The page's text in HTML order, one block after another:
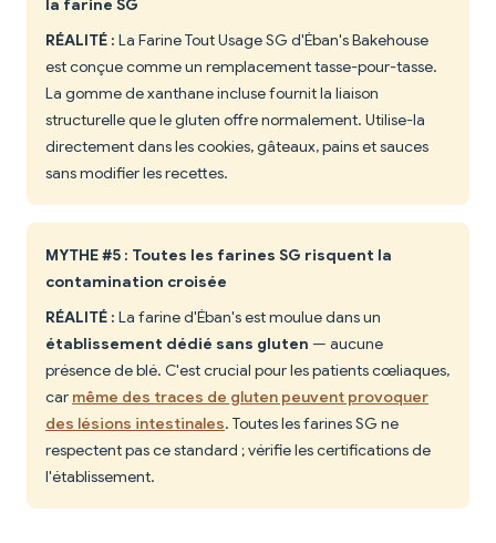
la farine SG
RÉALITÉ : La Farine Tout Usage SG d'Éban's Bakehouse
est conçue comme un remplacement tasse-pour-tasse.
La gomme de xanthane incluse fournit la liaison
structurelle que le gluten offre normalement. Utilise-la
directement dans les cookies, gâteaux, pains et sauces
sans modifier les recettes.
MYTHE #5 : Toutes les farines SG risquent la
contamination croisée
RÉALITÉ : La farine d'Éban's est moulue dans un
établissement dédié sans gluten — aucune
présence de blé. C'est crucial pour les patients cœliaques,
car même des traces de gluten peuvent provoquer
des lésions intestinales. Toutes les farines SG ne
respectent pas ce standard ; vérifie les certifications de
l'établissement.